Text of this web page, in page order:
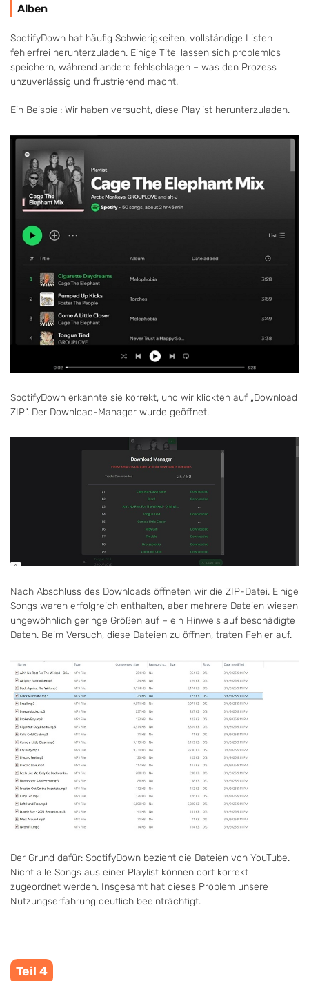
Alben
SpotifyDown hat häufig Schwierigkeiten, vollständige Listen
fehlerfrei herunterzuladen. Einige Titel lassen sich problemlos
speichern, während andere fehlschlagen – was den Prozess
unzuverlässig und frustrierend macht.
Ein Beispiel: Wir haben versucht, diese Playlist herunterzuladen.
SpotifyDown erkannte sie korrekt, und wir klickten auf „Download
ZIP“. Der Download-Manager wurde geöffnet.
Nach Abschluss des Downloads öffneten wir die ZIP-Datei. Einige
Songs waren erfolgreich enthalten, aber mehrere Dateien wiesen
ungewöhnlich geringe Größen auf – ein Hinweis auf beschädigte
Daten. Beim Versuch, diese Dateien zu öffnen, traten Fehler auf.
Der Grund dafür: SpotifyDown bezieht die Dateien von YouTube.
Nicht alle Songs aus einer Playlist können dort korrekt
zugeordnet werden. Insgesamt hat dieses Problem unsere
Nutzungserfahrung deutlich beeinträchtigt.
Teil 4